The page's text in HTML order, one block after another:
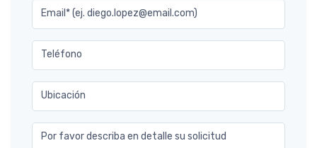
Email* (ej. diego.lopez@email.com)
Teléfono
Ubicación
Por favor describa en detalle su solicitud